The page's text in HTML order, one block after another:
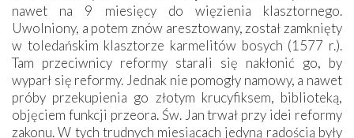
nawet na 9 miesięcy do więzienia klasztornego.
Uwolniony, a potem znów aresztowany, został zamknięty
w toledańskim klasztorze karmelitów bosych (1577 r.).
Tam przeciwnicy reformy starali się nakłonić go, by
wyparł się reformy. Jednak nie pomogły namowy, a nawet
próby przekupienia go złotym krucyfiksem, biblioteką,
objęciem funkcji przeora. Św. Jan trwał przy idei reformy
zakonu. W tych trudnych miesiącach jedyną radością były